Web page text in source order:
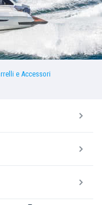
e Accessori